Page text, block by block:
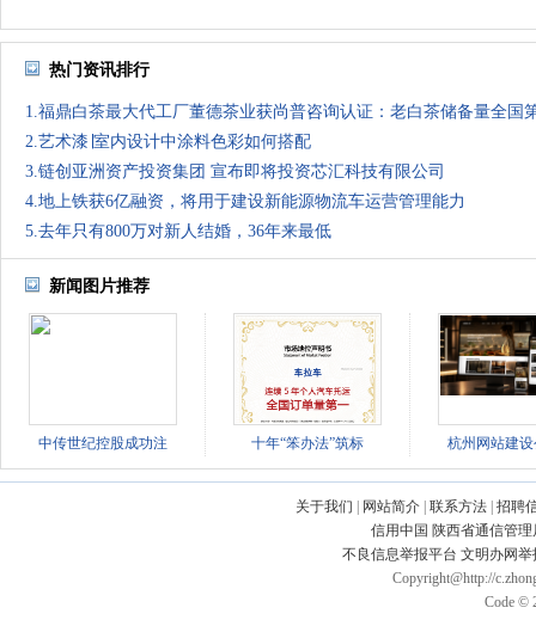
热门资讯排行
1.福鼎白茶最大代工厂董德茶业获尚普咨询认证：老白茶储备量全国
2.艺术漆∣室内设计中涂料色彩如何搭配
3.链创亚洲资产投资集团 宣布即将投资芯汇科技有限公司
4.地上铁获6亿融资，将用于建设新能源物流车运营管理能力
5.去年只有800万对新人结婚，36年来最低
新闻图片推荐
中传世纪控股成功注 十年“笨办法”筑标 杭州网站建
关于我们 网站简介 联系方法 招聘
信用中国 陕西省通信管理
不良信息举报平台 文明办网
Copyright@http://
Code ©